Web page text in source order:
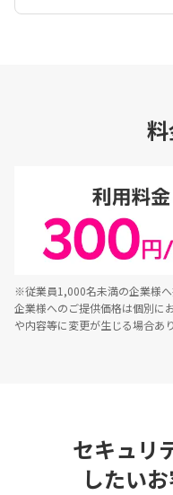
※従業員1,000名未満の企業様
企業様へのご提供価格は個別に
や内容等に変更が生じる場合あ
セキュリ
したい